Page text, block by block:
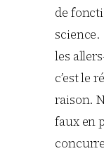
de
science.
les
c’est le
raison.
faux en